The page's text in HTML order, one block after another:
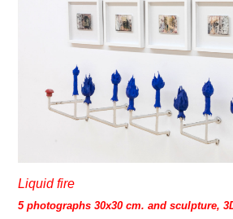
Liquid fire
5 photographs 30x30 cm. and sculpture,